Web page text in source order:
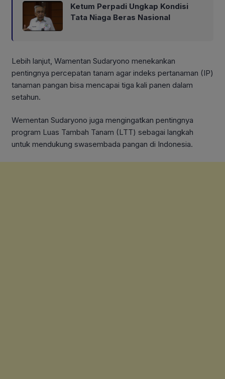
Ketum Perpadi Ungkap Kondisi
Tata Niaga Beras Nasional
Lebih lanjut, Wamentan Sudaryono menekankan
pentingnya percepatan tanam agar indeks pertanaman (IP)
tanaman pangan bisa mencapai tiga kali panen dalam
setahun.
Wementan Sudaryono juga mengingatkan pentingnya
program Luas Tambah Tanam (LTT) sebagai langkah
untuk mendukung swasembada pangan di Indonesia.